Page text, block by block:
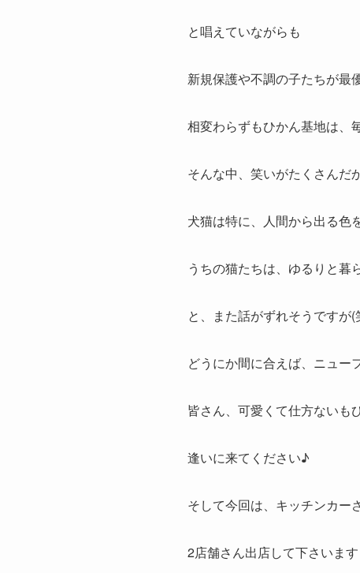
と唱えていながらも
新規保護や不調の子たちが最
相変わらずもひかん基地は、
そんな中、笑いがたくさんだ
犬猫は特に、人間から出る色
うちの猫たちは、ゆるりと暮
と、また話がずれそうですが(
どうにか間に合えば、ニュー
皆さん、可愛くて仕方ないも
逢いに来てください♪
そして今回は、キッチンカー
2店舗さん出店して下さいます